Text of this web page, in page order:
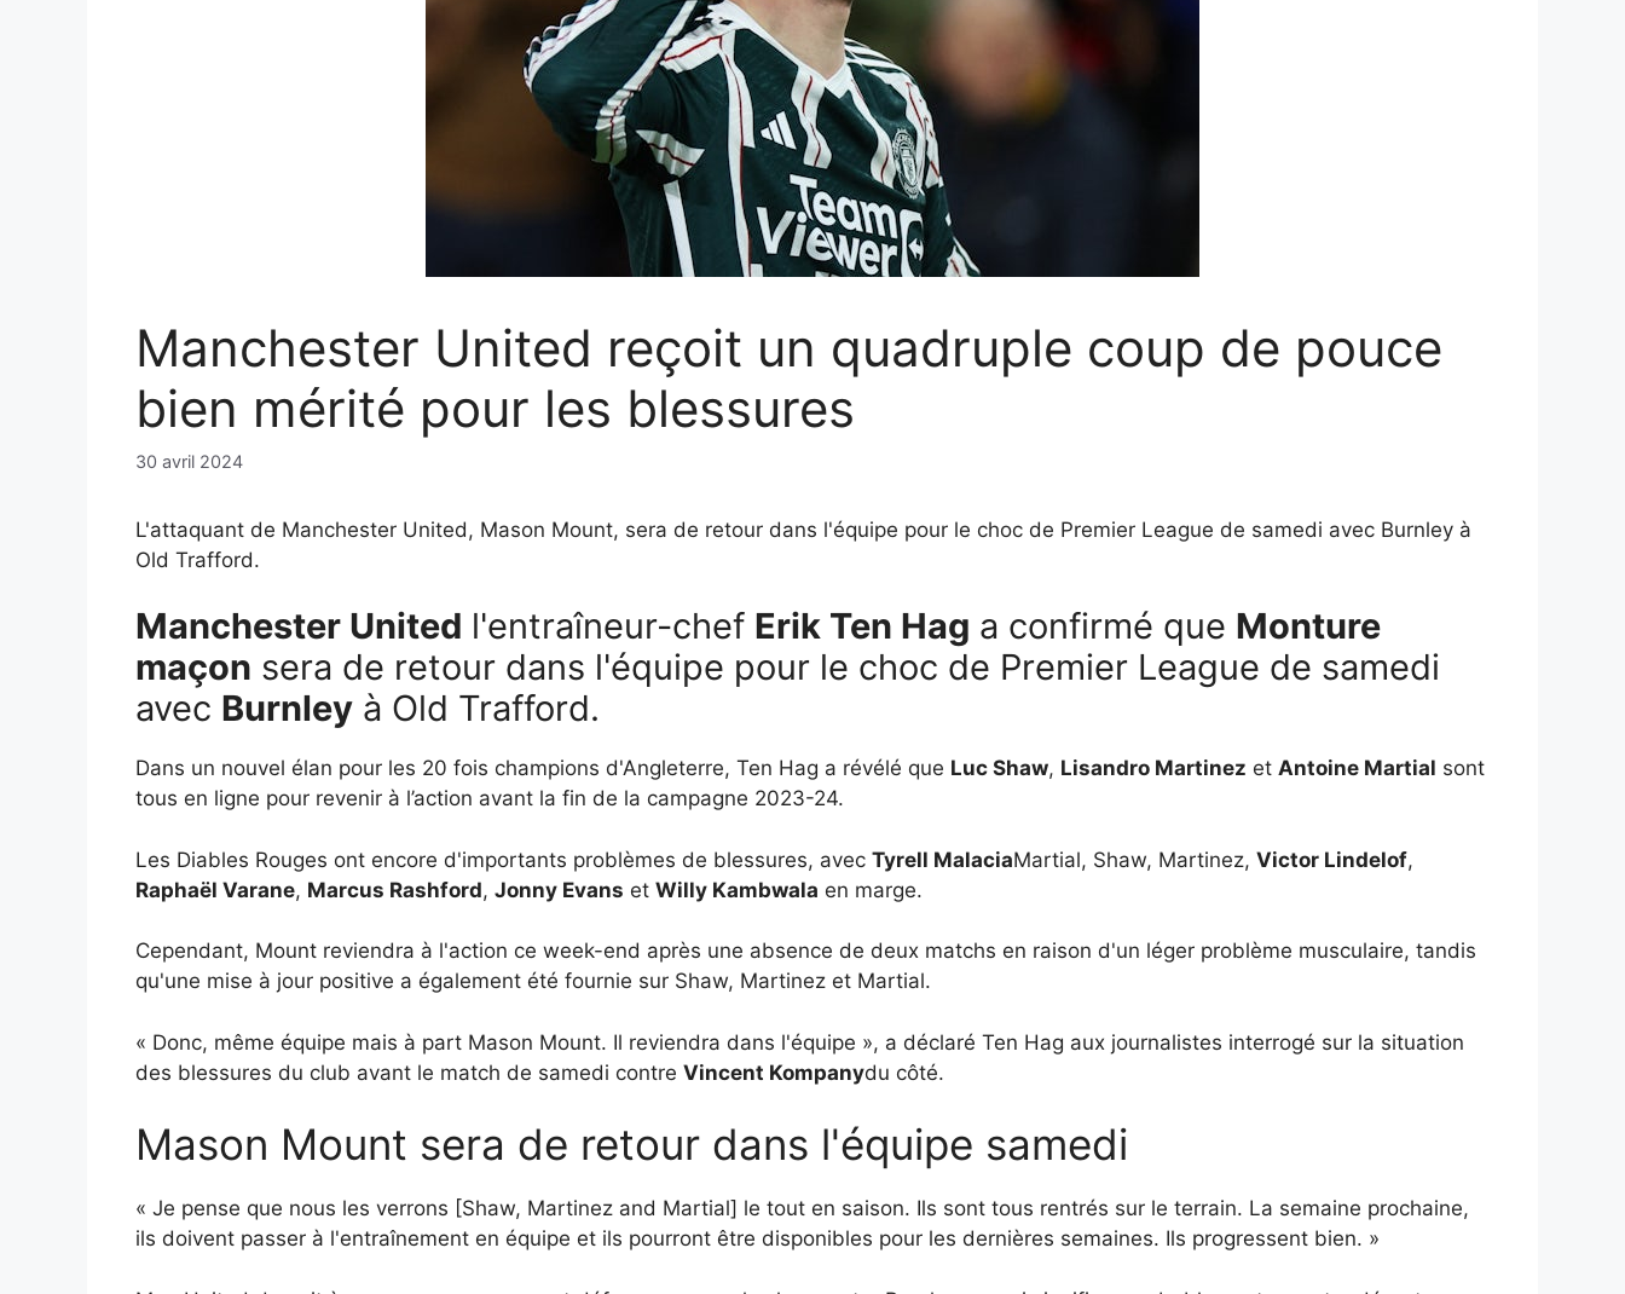
Manchester United reçoit un quadruple coup de pouce
bien mérité pour les blessures
30 avril 2024
L'attaquant de Manchester United, Mason Mount, sera de retour dans l'équipe pour le choc de Premier League de samedi avec Burnley à
Old Trafford.
Manchester United l'entraîneur-chef Erik Ten Hag a confirmé que Monture
maçon sera de retour dans l'équipe pour le choc de Premier League de samedi
avec Burnley à Old Trafford.
Dans un nouvel élan pour les 20 fois champions d'Angleterre, Ten Hag a révélé que Luc Shaw, Lisandro Martinez et Antoine Martial sont
tous en ligne pour revenir à l’action avant la fin de la campagne 2023-24.
Les Diables Rouges ont encore d'importants problèmes de blessures, avec Tyrell MalaciaMartial, Shaw, Martinez, Victor Lindelof,
Raphaël Varane, Marcus Rashford, Jonny Evans et Willy Kambwala en marge.
Cependant, Mount reviendra à l'action ce week-end après une absence de deux matchs en raison d'un léger problème musculaire, tandis
qu'une mise à jour positive a également été fournie sur Shaw, Martinez et Martial.
« Donc, même équipe mais à part Mason Mount. Il reviendra dans l'équipe », a déclaré Ten Hag aux journalistes interrogé sur la situation
des blessures du club avant le match de samedi contre Vincent Kompanydu côté.
Mason Mount sera de retour dans l'équipe samedi
« Je pense que nous les verrons [Shaw, Martinez and Martial] le tout en saison. Ils sont tous rentrés sur le terrain. La semaine prochaine,
ils doivent passer à l'entraînement en équipe et ils pourront être disponibles pour les dernières semaines. Ils progressent bien. »